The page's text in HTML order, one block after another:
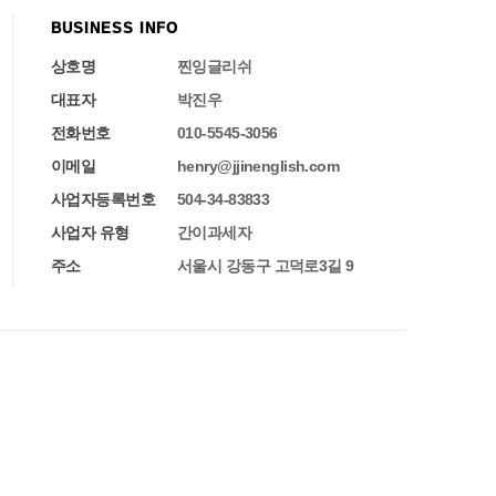
BUSINESS INFO
상호명
찐잉글리쉬
대표자
박진우
전화번호
010-5545-3056
이메일
henry@jjinenglish.com
사업자등록번호
504-34-83833
사업자 유형
간이과세자
주소
서울시 강동구 고덕로3길 9